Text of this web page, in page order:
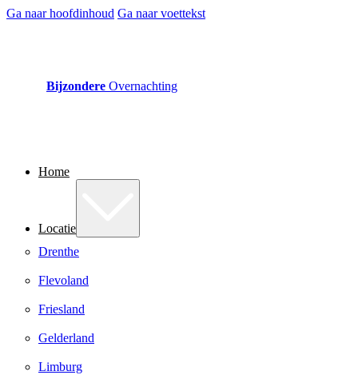
Ga naar hoofdinhoud Ga naar voettekst
Bijzondere Overnachting
Home
Locatie
Drenthe
Flevoland
Friesland
Gelderland
Limburg